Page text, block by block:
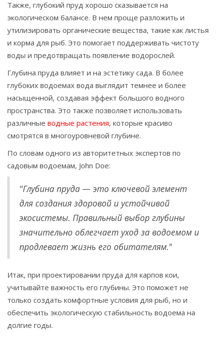
Также, глубокий пруд хорошо сказывается на
экологическом балансе. В нем проще разложить и
утилизировать органические вещества, такие как листья
и корма для рыб. Это помогает поддерживать чистоту
воды и предотвращать появление водорослей.
Глубина пруда влияет и на эстетику сада. В более
глубоких водоемах вода выглядит темнее и более
насыщенной, создавая эффект большого водного
пространства. Это также позволяет использовать
различные водные растения, которые красиво
смотрятся в многоуровневой глубине.
По словам одного из авторитетных экспертов по
садовым водоемам, John Doe:
"Глубина пруда — это ключевой элемент
для создания здоровой и устойчивой
экосистемы. Правильный выбор глубины
значительно облегчает уход за водоемом и
продлевает жизнь его обитателям."
Итак, при проектировании пруда для карпов кои,
учитывайте важность его глубины. Это поможет не
только создать комфортные условия для рыб, но и
обеспечить экологическую стабильность водоема на
долгие годы.